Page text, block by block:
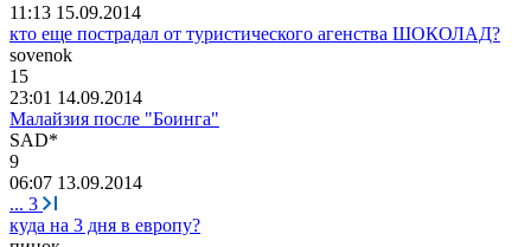
11:13 15.09.2014
кто еще пострадал от туристического агенства ШОКОЛАД?
sovenok
15
23:01 14.09.2014
Малайзия после "Боинга"
SAD*
9
06:07 13.09.2014
... 3
куда на 3 дня в европу?